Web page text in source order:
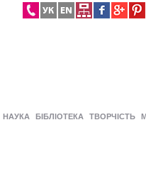
НАУКА БІБЛІОТЕКА ТВОРЧІСТЬ